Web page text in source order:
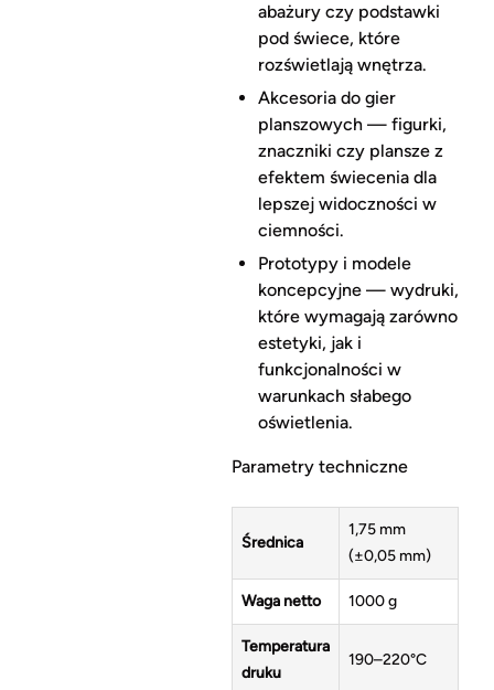
abażury czy podstawki
pod świece, które
rozświetlają wnętrza.
Akcesoria do gier
planszowych — figurki,
znaczniki czy plansze z
efektem świecenia dla
lepszej widoczności w
ciemności.
Prototypy i modele
koncepcyjne — wydruki,
które wymagają zarówno
estetyki, jak i
funkcjonalności w
warunkach słabego
oświetlenia.
Parametry techniczne
Średnica
1,75 mm
(±0,05 mm)
Waga netto 1000 g
Temperatura
druku
190–220°C